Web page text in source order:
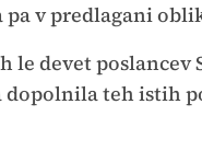
pa v predlagani
le devet poslancev
dopolnila teh istih